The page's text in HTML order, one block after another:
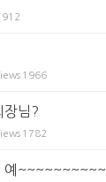
1966
장님?
1782
예~~~~~~~~~~.